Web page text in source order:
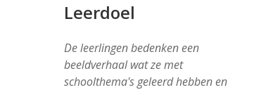
Leerdoel
De leerlingen bedenken een
beeldverhaal wat ze met
schoolthema's geleerd hebben en